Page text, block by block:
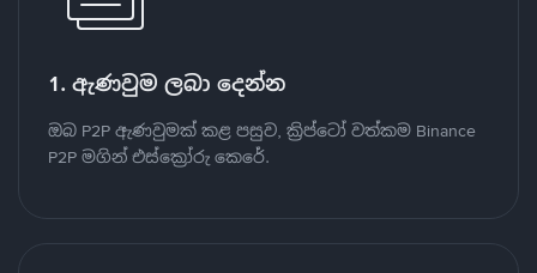
1. ඇණවුම ලබා දෙන්න
ඔබ P2P ඇණවුමක් කළ පසුව, ක්‍රිප්ටෝ වත්කම Binance
P2P මගින් එස්ක්‍රෝරු කෙරේ.